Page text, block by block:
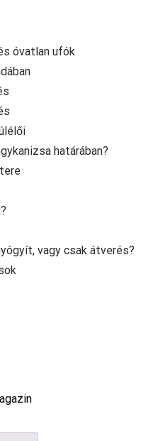
óvatlan ufók
határában?
vagy csak átverés?